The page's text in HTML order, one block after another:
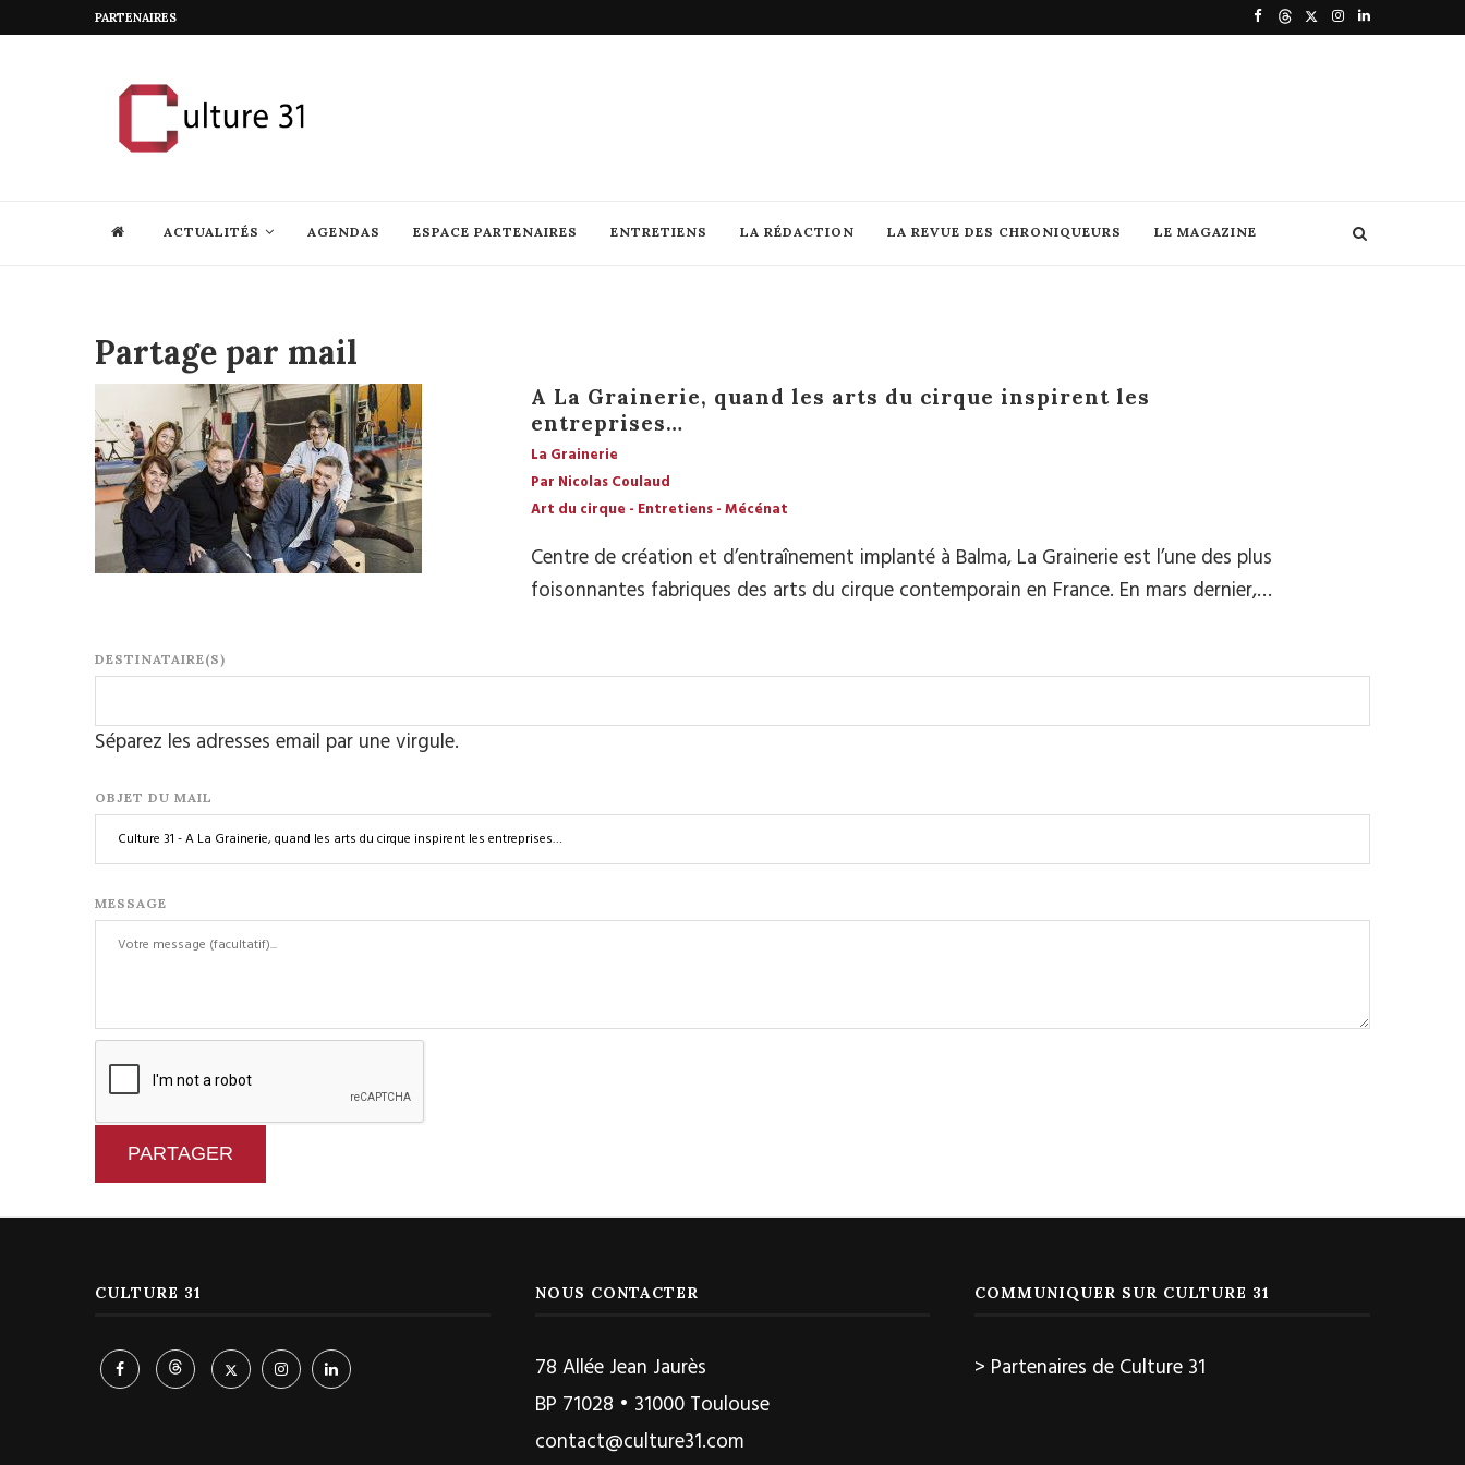
PARTENAIRES
ACTUALITÉS AGENDAS ESPACE PARTENAIRES ENTRETIENS LA RÉDACTION LA REVUE DES CHRONIQUEURS LE MAGAZINE
Partage par mail
A La Grainerie, quand les arts du cirque inspirent les
entreprises…
La Grainerie
Par Nicolas Coulaud
Art du cirque - Entretiens-Mécénat
Centre de création et d’entraînement implanté à Balma, La Grainerie est l’une des plus
foisonnantes fabriques des arts du cirque contemporain en France. En mars dernier,…
DESTINATAIRE(S)
Séparez les adresses email par une virgule.
OBJET DU MAIL
MESSAGE
PARTAGER
CULTURE 31 NOUS CONTACTER
78 Allée Jean Jaurès
BP 71028 • 31000 Toulouse
contact@culture31.com
COMMUNIQUER SUR CULTURE 31
> Partenaires de Culture 31